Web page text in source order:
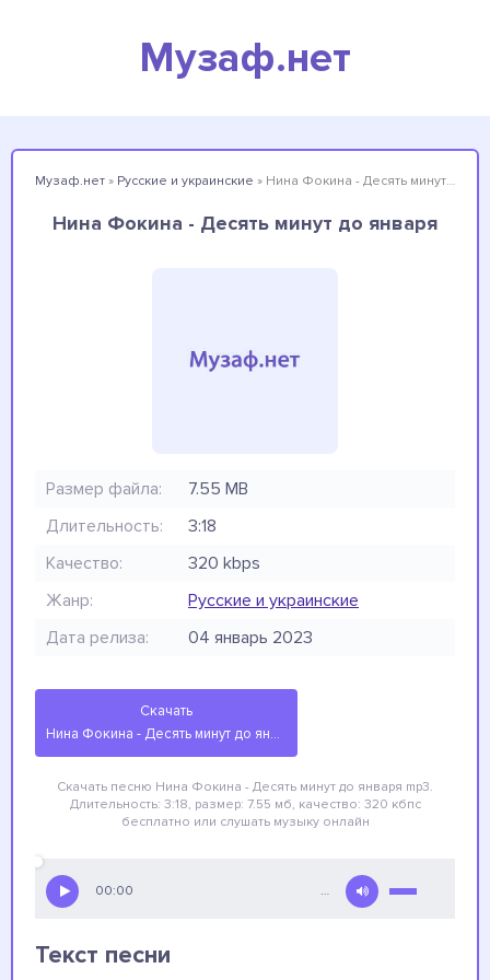
Музаф.нет
Музаф.нет » Русские и украинские » Нина Фокина - Десять минут до января
Нина Фокина - Десять минут до января
Размер файла:
7.55 MB
Длительность:
3:18
Качество:
320 kbps
Жанр:
Русские и украинские
Дата релиза:
04 январь 2023
Скачать
Нина Фокина - Десять минут до января
Скачать песню Нина Фокина - Десять минут до января mp3.
Длительность: 3:18, размер: 7.55 мб, качество: 320 кбпс
бесплатно или слушать музыку онлайн
00:00 …
Текст песни